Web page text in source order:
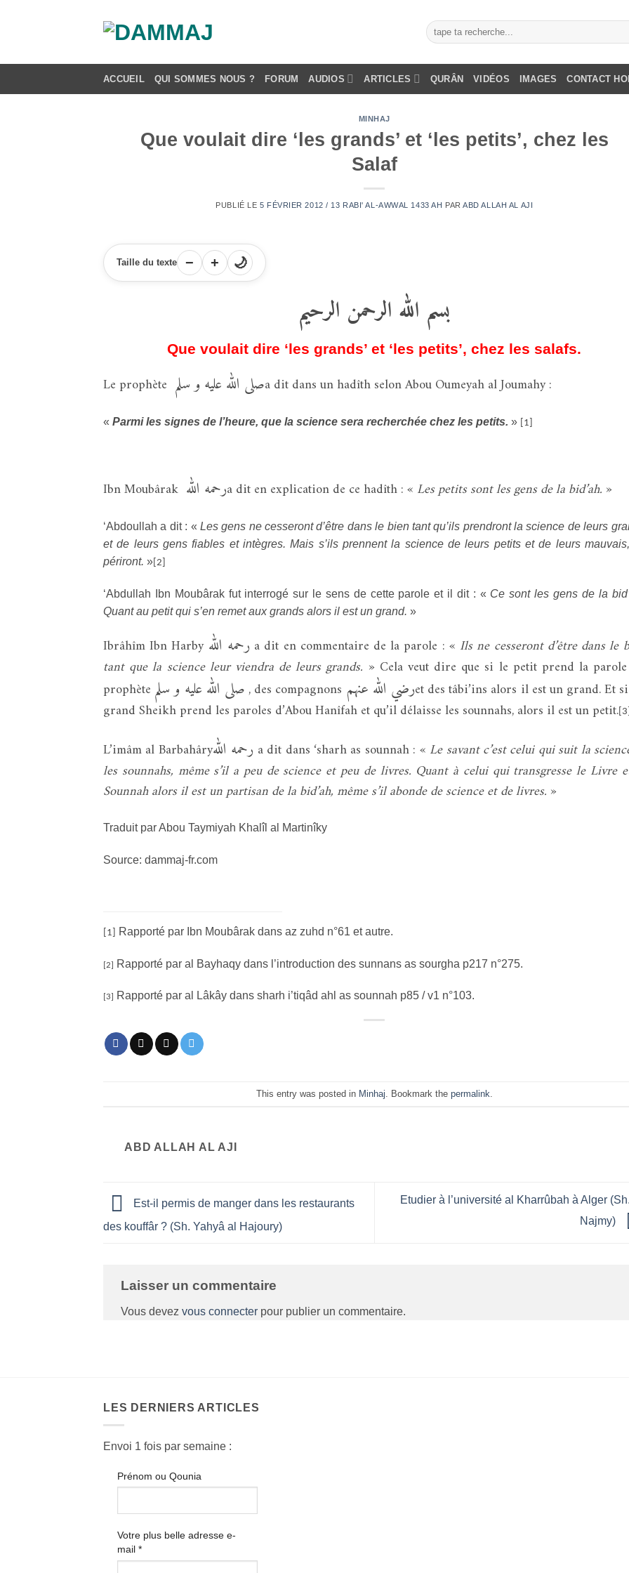
ACCUEIL QUI SOMMES NOUS ? FORUM AUDIOS ARTICLES QURÂN VIDÉOS IMAGES CONTACT
MINHAJ
Que voulait dire ‘les grands’ et ‘les petits’, chez les
Salaf
PUBLIÉ LE 5 FÉVRIER 2012 / 13 RABI' AL-AWWAL 1433 AH PARABD ALLAH AL AJI
Taille du texte − + 🌙
بسم الله الرحمن الرحيم
Que voulait dire ‘les grands’ et ‘les petits’, chez les salafs.
Le prophète صلى الله عليه و سلمa dit dans un hadîth selon Abou Oumeyah al Joumahy :
« Parmi les signes de l’heure, que la science sera recherchée chez les petits. » [1]
Ibn Moubârak رحمه اللهa dit en explication de ce hadîth : « Les petits sont les gens de la bid’ah. »
‘Abdoullah a dit : « Les gens ne cesseront d’être dans le bien tant qu’ils prendront la science de leurs
et de leurs gens fiables et intègres. Mais s’ils prennent la science de leurs petits et de leurs
périront. » [2]
‘Abdullah Ibn Moubârak fut interrogé sur le sens de cette parole et il dit : « Ce sont les gens de la
Quant au petit qui s’en remet aux grands alors il est un grand. »
Ibrâhîm Ibn Harby رحمه الله a dit en commentaire de la parole : « Ils ne cesseront d’être dans le
tant que la science leur viendra de leurs grands. » Cela veut dire que si le petit prend la
prophète صلى الله عليه و سلم, des compagnons رضي الله عنهمet des tâbi’ins alors il est un grand. Et
grand Sheikh prend les paroles d’Abou Hanîfah et qu’il délaisse les sounnahs, alors il est un petit.
L’imâm al Barbahâryرحمه الله a dit dans ‘sharh as sounnah : « Le savant c’est celui qui suit la
les sounnahs, même s’il a peu de science et peu de livres. Quant à celui qui transgresse le Livre
Sounnah alors il est un partisan de la bid’ah, même s’il abonde de science et de livres. »
Traduit par Abou Taymiyah Khalîl al Martinîky
Source: dammaj-fr.com
[1] Rapporté par Ibn Moubârak dans az zuhd n°61 et autre.
[2] Rapporté par al Bayhaqy dans l’introduction des sunnans as sourgha p217 n°275.
[3] Rapporté par al Lâkây dans sharh i’tiqâd ahl as sounnah p85 / v1 n°103.
This entry was posted in Minhaj . Bookmark the permalink
ABD ALLAH AL AJI
Est-il permis de manger dans les restaurants
des kouffâr ? (Sh. Yahyâ al Hajoury)
Etudier à l’université al Kharrûbah à Alger
Najmy)
Laisser un commentaire
Vous devez vous connecter pour publier un commentaire.
LES DERNIERS ARTICLES
Envoi 1 fois par semaine :
Prénom ou Qounia
Votre plus belle adresse e-
mail *